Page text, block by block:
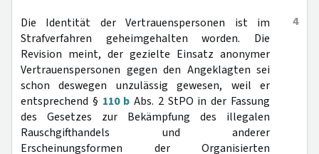
4
Die Identität der Vertrauenspersonen ist im
Strafverfahren geheimgehalten worden. Die
Revision meint, der gezielte Einsatz anonymer
Vertrauenspersonen gegen den Angeklagten sei
schon deswegen unzulässig gewesen, weil er
entsprechend § 110 b Abs. 2 StPO in der Fassung
des Gesetzes zur Bekämpfung des illegalen
Rauschgifthandels und anderer
Erscheinungsformen der Organisierten